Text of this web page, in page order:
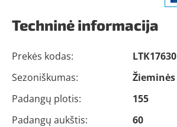
Techninė informacija
Prekės kodas:
LTK17630
Sezoniškumas:
Žieminės
Padangų plotis:
155
Padangų aukštis:
60